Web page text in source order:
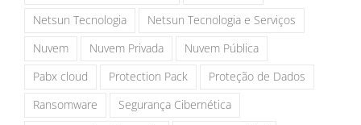
Netsun Tecnologia
Netsun Tecnologia e Serviços
Nuvem
Nuvem Privada
Nuvem Pública
Pabx cloud
Protection Pack
Proteção de Dados
Ransomware
Segurança Cibernética